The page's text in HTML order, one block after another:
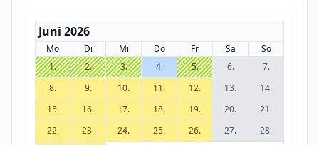
Juni 2026
Mo Di Mi Do Fr Sa
So
1.
2. 3. 4. 5. 6.
7.
8.
9. 10. 11. 12. 13.
14.
15.
16. 17. 18. 19. 20.
21.
22.
23. 24. 25. 26. 27.
28.